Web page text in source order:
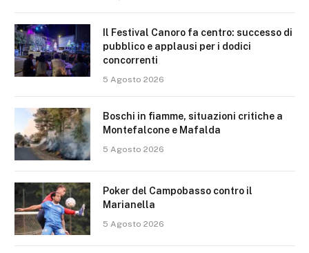
Il Festival Canoro fa centro: successo di
pubblico e applausi per i dodici
concorrenti
5 Agosto 2026
Boschi in fiamme, situazioni critiche a
Montefalcone e Mafalda
5 Agosto 2026
Poker del Campobasso contro il
Marianella
5 Agosto 2026